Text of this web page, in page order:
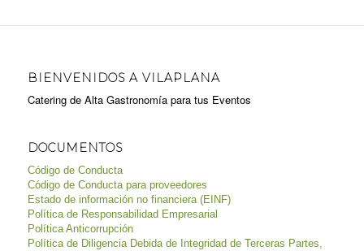
BIENVENIDOS A VILAPLANA
Catering de Alta Gastronomía para tus Eventos
DOCUMENTOS
Código de Conducta
Código de Conducta para proveedores
Estado de información no financiera (EINF)
Política de Responsabilidad Empresarial
Política Anticorrupción
Política de Diligencia Debida de Integridad de Terceras Partes,